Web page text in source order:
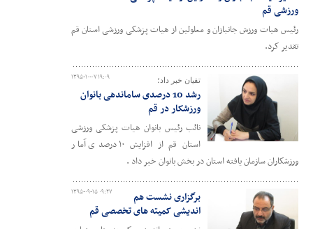
ورزشی قم
رئیس هیات ورزش جانبازان و معلولین از هیات پزشکی ورزشی استان قم
تقدیر کرد.
۱۳۹۵-۱۰-۰۷ ۱۹:۰۹ تقیان خبر داد؛
رشد 10 درصدی ساماندهی بانوان
ورزشکار در قم
نائب رئیس بانوان هیات پزشکی ورزشی
استان قم از افزایش ۱۰ درصدی آمار
ورزشکاران سازمان یافته استان در بخش بانوان خبر داد .
۱۳۹۵-۰۹-۱۵ ۰۹:۲۷
برگزاری نشست هم
اندیشی کمیته های تخصصی قم